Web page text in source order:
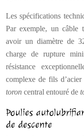
Les spécifications
Par exemple, un câble
avoir un diamètre de
charge de rupture
résistance
complexe de fils
toron central entouré de
Poulies
de descente